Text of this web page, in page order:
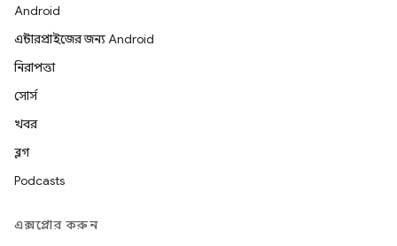
Android
এন্টারপ্রাইজের জন্য Android
নিরাপত্তা
সোর্স
খবর
ব্লগ
Podcasts
এক্সপ্লোর করুন